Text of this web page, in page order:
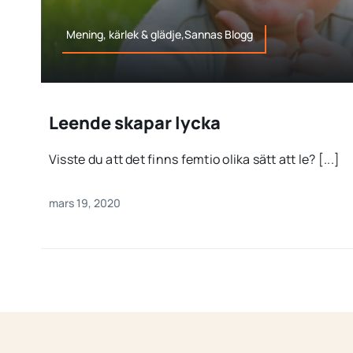
Mening, kärlek & glädje,Sannas Blogg
Leende skapar lycka
Visste du att det finns femtio olika sätt att le? [...]
mars 19, 2020